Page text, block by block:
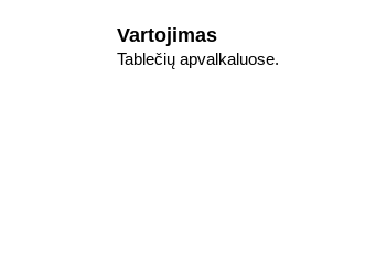
Vartojimas
Tablečių apvalkaluose.